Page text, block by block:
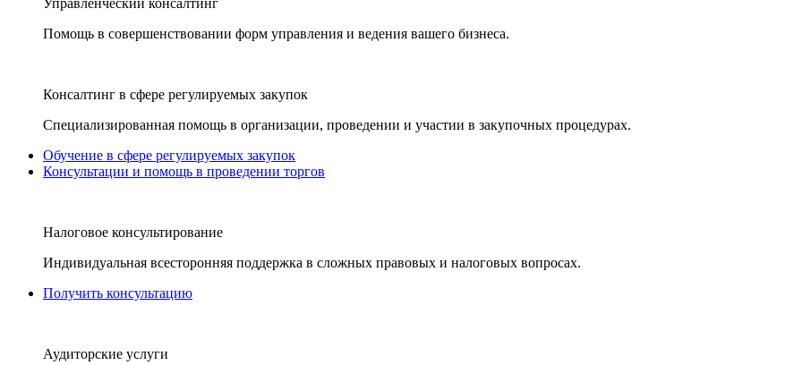
Управленческий консалтинг
Помощь в совершенствовании форм управления и ведения вашего бизнеса.
Консалтинг в сфере регулируемых закупок
Специализированная помощь в организации, проведении и участии в закупочных процедурах.
Обучение в сфере регулируемых закупок
Консультации и помощь в проведении торгов
Налоговое консультирование
Индивидуальная всесторонняя поддержка в сложных правовых и налоговых вопросах.
Получить консультацию
Аудиторские услуги